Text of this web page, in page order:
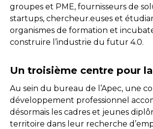
groupes et PME, fournisseurs de
startups, chercheur.euses et
organismes de formation et
construire l’industrie du futur 4.0.
Un troisième centre pour
Au sein du bureau de l’Apec, une
développement professionnel
désormais les cadres et jeunes
territoire dans leur recherche